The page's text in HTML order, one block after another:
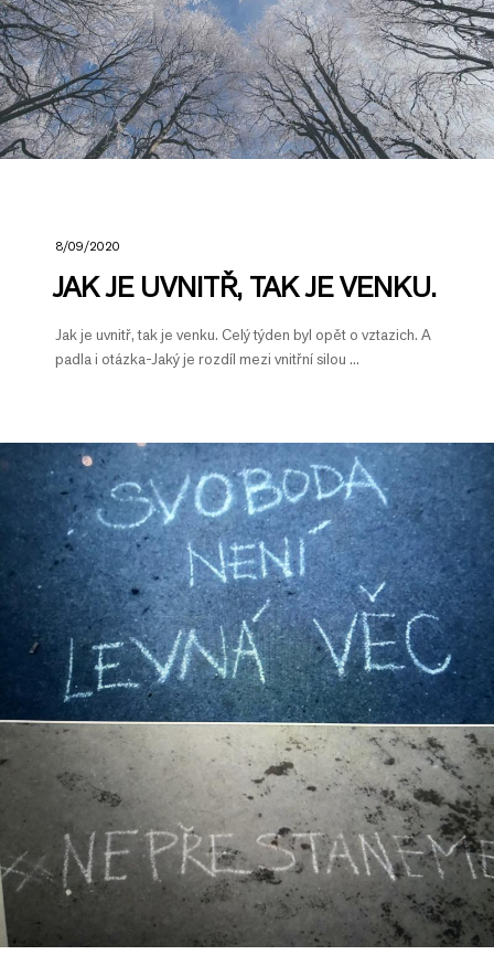
8/09/2020
JAK JE UVNITŘ, TAK JE VENKU.
Jak je uvnitř, tak je venku. Celý týden byl opět o vztazich. A
padla i otázka-Jaký je rozdíl mezi vnitřní silou ...